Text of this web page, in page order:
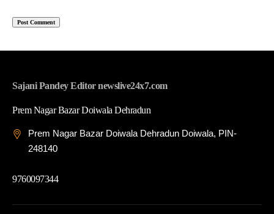
Sajani Pandey Editor newslive24x7.com
Prem Nagar Bazar Doiwala Dehradun
Prem Nagar Bazar Doiwala Dehradun Doiwala, PIN-
248140
9760097344